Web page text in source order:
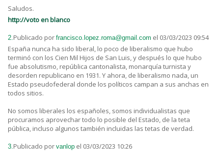
Saludos.
http://voto en blanco
2. Publicado por francisco.lopez.roma@gmail.com el 03/03/2023 09:54
España nunca ha sido liberal, lo poco de liberalismo que hubo
terminó con los Cien Mil Hijos de San Luis, y después lo que hubo
fue absolutismo, república cantonalista, monarquía turnista y
desorden republicano en 1931. Y ahora, de liberalismo nada, un
Estado pseudofederal donde los políticos campan a sus anchas en
todos sitios.
No somos liberales los españoles, somos individualistas que
procuramos aprovechar todo lo posible del Estado, de la teta
pública, incluso algunos también incluidas las tetas de verdad.
3. Publicado por vanlop el 03/03/2023 10:26